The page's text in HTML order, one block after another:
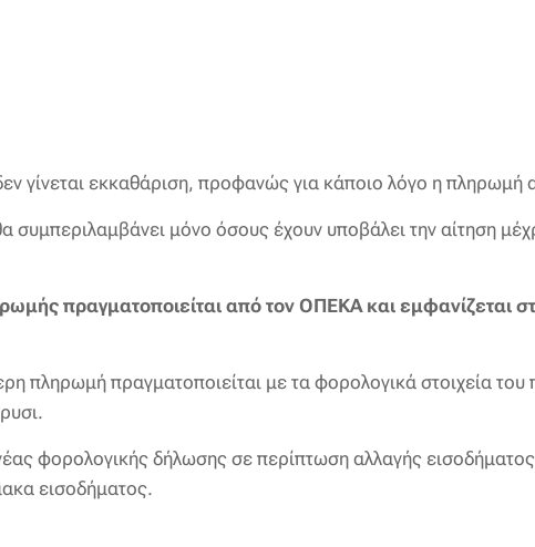
γίνεται εκκαθάριση, προφανώς για κάποιο λόγο η πληρωμή
μόνο όσους έχουν υποβάλει την αίτηση
πραγματοποιείται από τον ΟΠΕΚΑ και εμφανίζεται
πληρωμή πραγματοποιείται με τα φορολογικά στοιχεία
φορολογικής δήλωσης σε περίπτωση αλλαγής
εισοδήματος.